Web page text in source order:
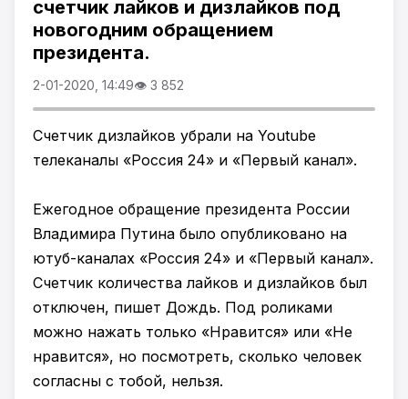
счетчик лайков и дизлайков под
новогодним обращением
президента.
2-01-2020, 14:49👁 3 852
Счетчик дизлайков убрали на Youtube
телеканалы «Россия 24» и «Первый канал».
Ежегодное обращение президента России
Владимира Путина было опубликовано на
ютуб-каналах «Россия 24» и «Первый канал».
Счетчик количества лайков и дизлайков был
отключен, пишет Дождь. Под роликами
можно нажать только «Нравится» или «Не
нравится», но посмотреть, сколько человек
согласны с тобой, нельзя.